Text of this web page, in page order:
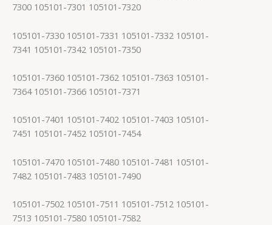
7300 105101-7301 105101-7320
105101-7330 105101-7331 105101-7332 105101-
7341 105101-7342 105101-7350
105101-7360 105101-7362 105101-7363 105101-
7364 105101-7366 105101-7371
105101-7401 105101-7402 105101-7403 105101-
7451 105101-7452 105101-7454
105101-7470 105101-7480 105101-7481 105101-
7482 105101-7483 105101-7490
105101-7502 105101-7511 105101-7512 105101-
7513 105101-7580 105101-7582